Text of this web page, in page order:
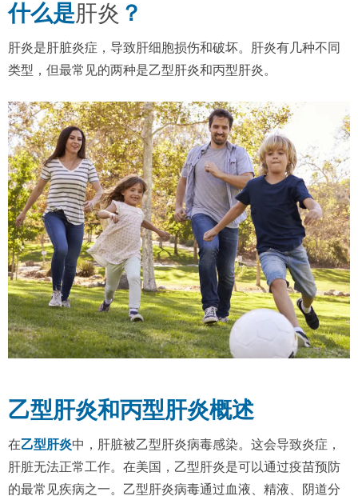
什么是肝炎 ？
肝炎是肝脏炎症，导致肝细胞损伤和破坏。肝炎有几种不同
类型，但最常见的两种是乙型肝炎和丙型肝炎。
乙型肝炎和丙型肝炎概述
在乙型肝炎中，肝脏被乙型肝炎病毒感染。这会导致炎症，
肝脏无法正常工作。在美国，乙型肝炎是可以通过疫苗预防
的最常见疾病之一。乙型肝炎病毒通过血液、精液、阴道分